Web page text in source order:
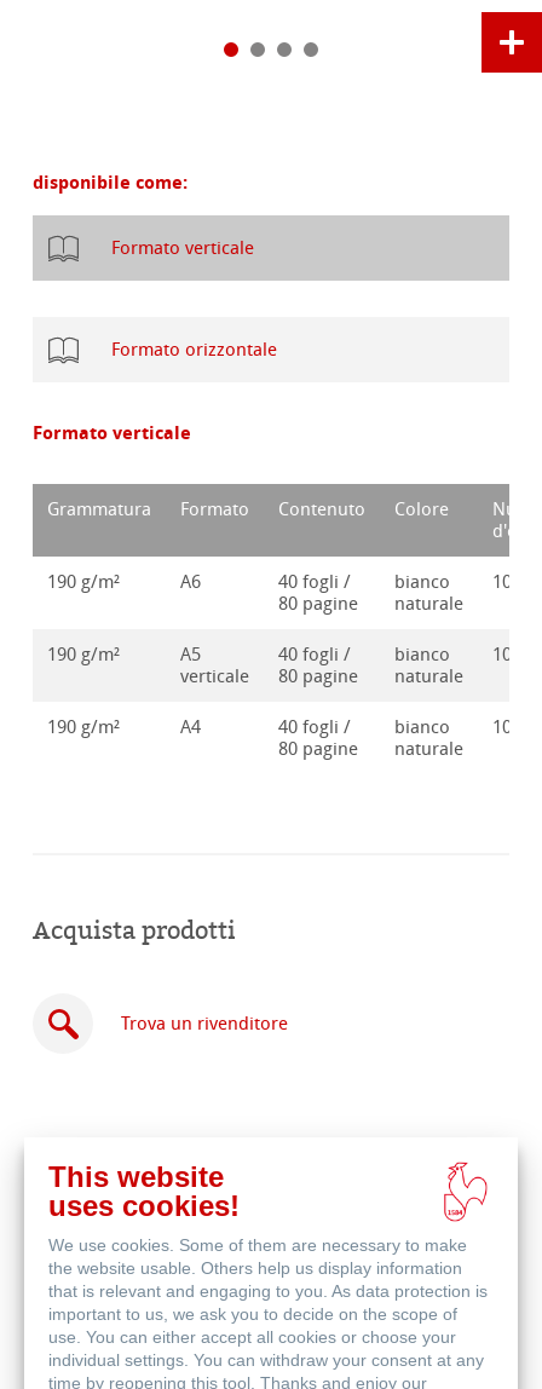
disponibile come:
Formato verticale
Formato orizzontale
Formato verticale
Grammatura Formato Contenuto Colore
190 g/m² A6
40 fogli /
80 pagine
bianco
naturale
190 g/m²
A5
verticale
40 fogli /
80 pagine
bianco
naturale
190 g/m² A4
40 fogli /
80 pagine
bianco
naturale
Acquista prodotti
Trova un rivenditore
Acquista
online
This website
uses cookies!
We use cookies. Some of them are necessary to make
the website usable. Others help us display information
that is relevant and engaging to you. As data protection is
important to us, we ask you to decide on the scope of
use. You can either accept all cookies or choose your
individual settings. You can withdraw your consent at any
time by reopening this tool. Thanks and enjoy our